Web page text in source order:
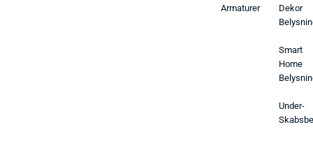
Armaturer
Dekor
Smart
Home
Under-